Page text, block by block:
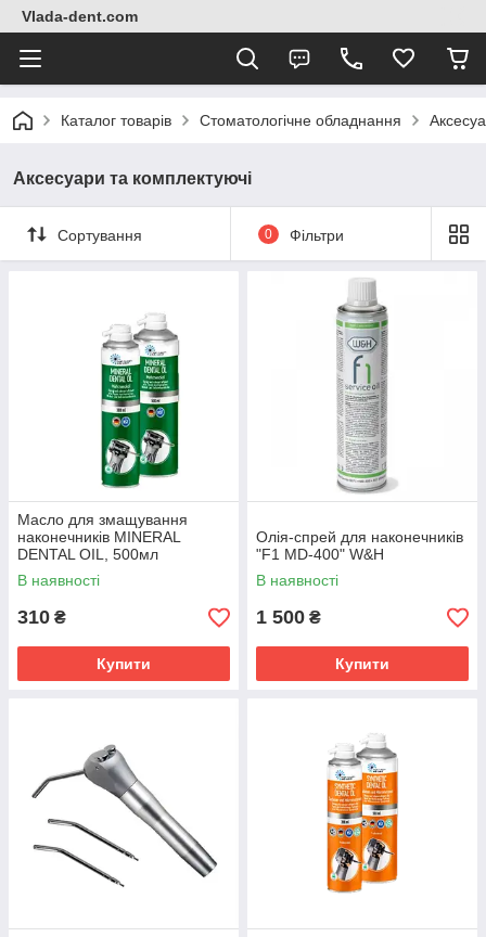
Vlada-dent.com
Каталог товарів Стоматологічне обладнання
Аксесуари та комплектуючі
Сортування 0 Фільтри
Масло для змащування
наконечників MINERAL
DENTAL OIL, 500мл
В наявності
310 ₴
Купити
Олія-спрей для наконечників
"F1 MD-400" W&H
В наявності
1 500 ₴
Купити